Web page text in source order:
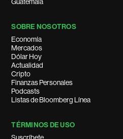
SOBRE NOSOTROS
Economía
Mercados
Dólar Hoy
Actualidad
Cripto
Finanzas Personales
Podcasts
Listas de Bloomberg Línea
TÉRMINOS DE USO